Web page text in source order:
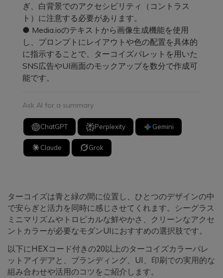
ぎ、白背景でのアクセシビリティ（コントラス
ト）に注意する必要があります。
● Media.ioのテキストから画像生成機能を使用
し、プロンプトにレイアウトや色の配置を具体的
に指示することで、ターコイズパレットを用いた
SNS広告やUI画面のモックアップを数分で作成可
能です。
Ask AI for a summary
ChatGPT Perplexity Gemini
Claude Grok
ターコイズは青と緑の間に位置し、ひとつのデザインの中
で安らぎと活力を同時に感じさせてくれます。シーグラス
ミニマリズムやトロピカルな鮮やかさ、クリーンなアクセ
ントカラーが必要なモダンUIにおすすめの選択肢です。
以下にHEXコード付きの20以上のターコイズカラーパレ
ットアイデアと、ブランディング、UI、印刷での実用的な
組み合わせや活用のコツをご紹介します。